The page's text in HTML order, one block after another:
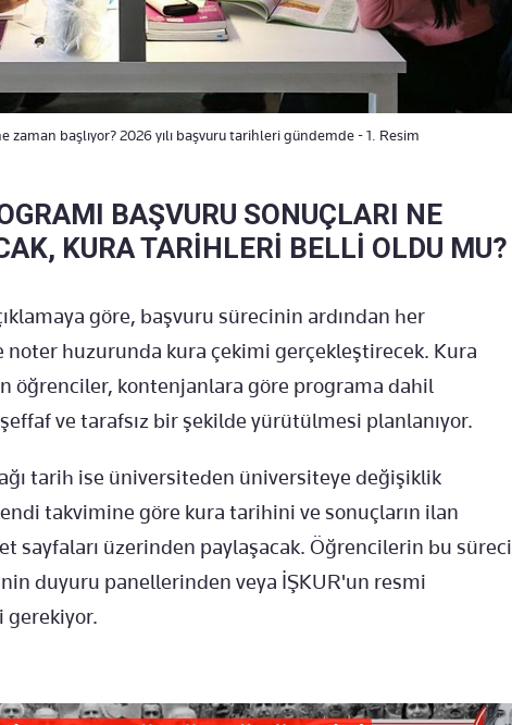
zaman başlıyor? 2026 yılı başvuru tarihleri gündemde - 1. Resim
BAŞVURU SONUÇLARI NE
KURA TARİHLERİ BELLİ OLDU MU?
göre, başvuru sürecinin ardından her
huzurunda kura çekimi gerçekleştirecek. Kura
öğrenciler, kontenjanlara göre programa dahil
ve tarafsız bir şekilde yürütülmesi planlanıyor.
tarih ise üniversiteden üniversiteye değişiklik
takvimine göre kura tarihini ve sonuçların ilan
sayfaları üzerinden paylaşacak. Öğrencilerin bu süreci
duyuru panellerinden veya İŞKUR'un resmi
gerekiyor.